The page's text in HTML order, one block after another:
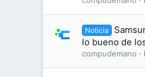
Noticia
lo bueno de
compudemano